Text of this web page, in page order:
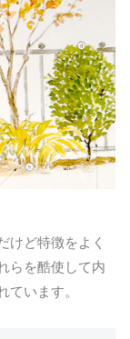
けど特徴をよく
らを酷使して内
います。